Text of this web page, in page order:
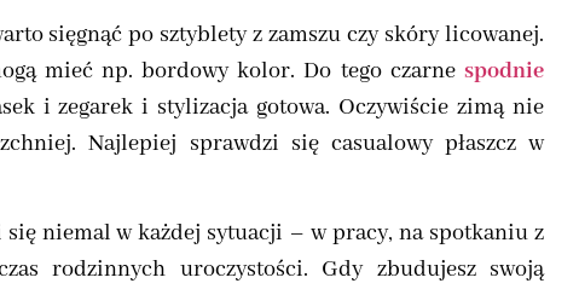
sięgnąć po sztyblety z zamszu czy skóry licowanej.
mieć np. bordowy kolor. Do tego czarne spodnie
i zegarek i stylizacja gotowa. Oczywiście zimą nie
Najlepiej sprawdzi się casualowy płaszcz w
niemal w każdej sytuacji – w pracy, na spotkaniu z
rodzinnych uroczystości. Gdy zbudujesz swoją